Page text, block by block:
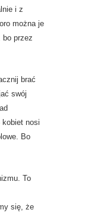
i z
można je
bo przez
brać
swój
nosi
Bo
To
się, że